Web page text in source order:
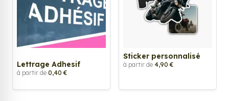
Lettrage Adhesif
à partir de 0,40 €
Sticker personnalisé
à partir de 4,90 €